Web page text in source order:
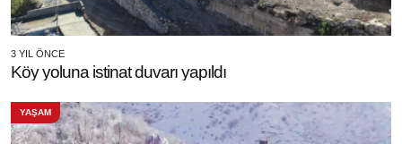
3 YIL ÖNCE
Köy yoluna istinat duvarı yapıldı
YAŞAM